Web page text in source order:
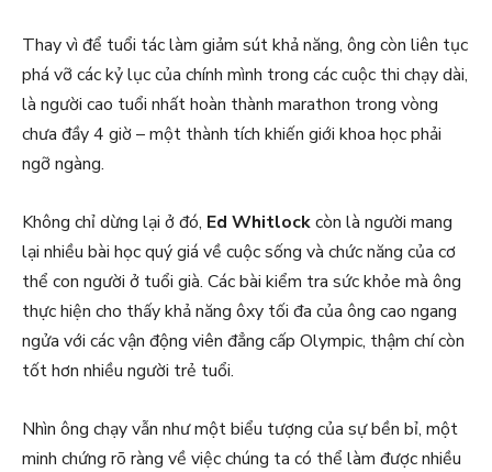
Thay vì để tuổi tác làm giảm sút khả năng, ông còn liên tục
phá vỡ các kỷ lục của chính mình trong các cuộc thi chạy dài,
là người cao tuổi nhất hoàn thành marathon trong vòng
chưa đầy 4 giờ – một thành tích khiến giới khoa học phải
ngỡ ngàng.
Không chỉ dừng lại ở đó, Ed Whitlockcòn là người mang
lại nhiều bài học quý giá về cuộc sống và chức năng của cơ
thể con người ở tuổi già. Các bài kiểm tra sức khỏe mà ông
thực hiện cho thấy khả năng ôxy tối đa của ông cao ngang
ngửa với các vận động viên đẳng cấp Olympic, thậm chí còn
tốt hơn nhiều người trẻ tuổi.
Nhìn ông chạy vẫn như một biểu tượng của sự bền bỉ, một
minh chứng rõ ràng về việc chúng ta có thể làm được nhiều